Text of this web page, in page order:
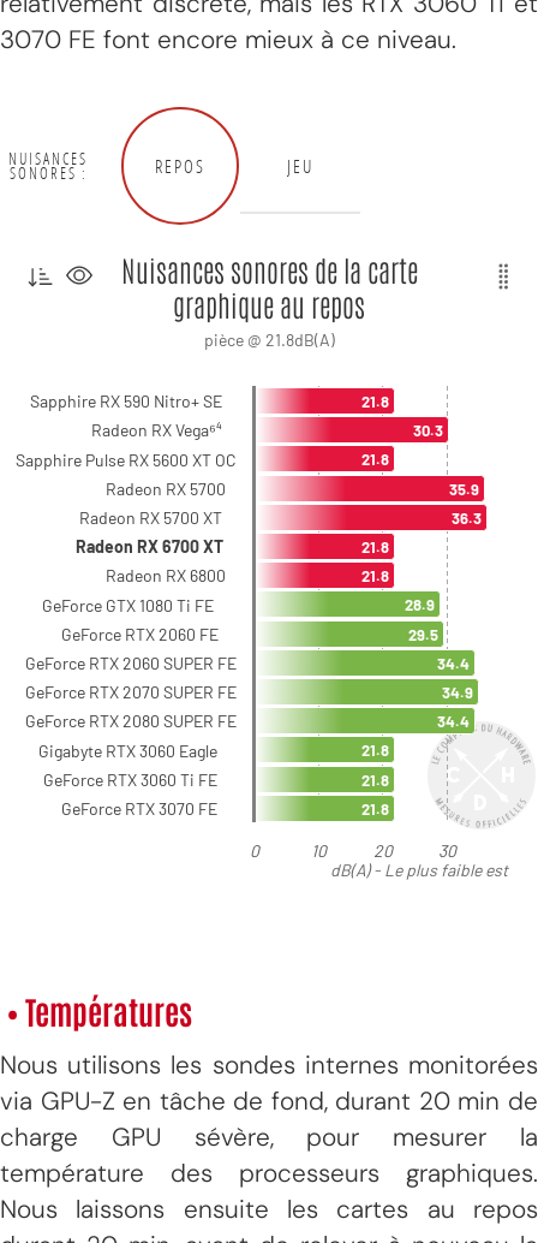
3070 FE font encore mieux à ce niveau.
• Températures
Nous utilisons les sondes internes monitorées
via GPU-Z en tâche de fond, durant 20 min de
charge GPU sévère, pour mesurer la
température des processeurs graphiques.
Nous laissons ensuite les cartes au repos